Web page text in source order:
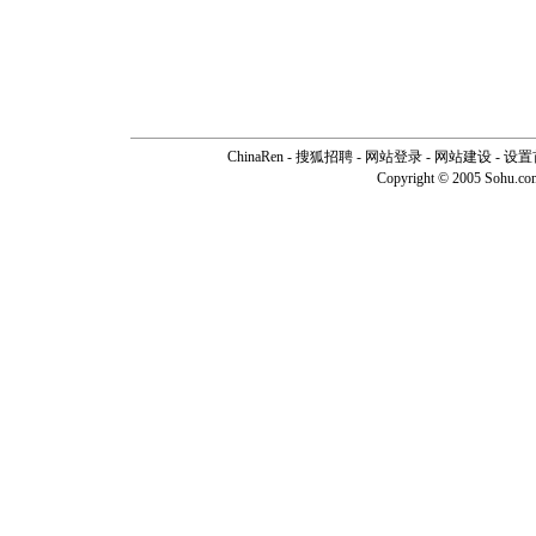
ChinaRen - 搜狐招聘 - 网站登录 - 网站建设 - 设置
Copyright © 2005